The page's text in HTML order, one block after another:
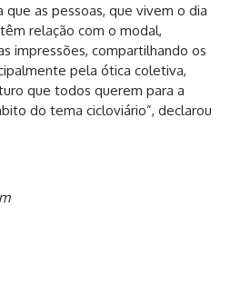
as pessoas, que vivem o dia
relação com o modal,
impressões, compartilhando os
pela ótica coletiva,
que todos querem para a
do tema cicloviário”, declarou